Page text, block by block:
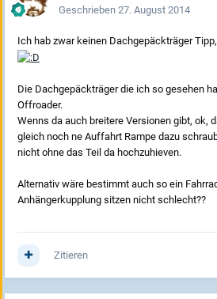
Geschrieben 27. August 2014
Ich hab zwar keinen Dachgepäckträger
Die Dachgepäckträger die ich so gesehen
Offroader.
Wenns da auch breitere Versionen gibt, ok,
gleich noch ne Auffahrt Rampe dazu
nicht ohne das Teil da hochzuhieven.
Alternativ wäre bestimmt auch so ein
Anhängerkupplung sitzen nicht schlecht??
Zitieren